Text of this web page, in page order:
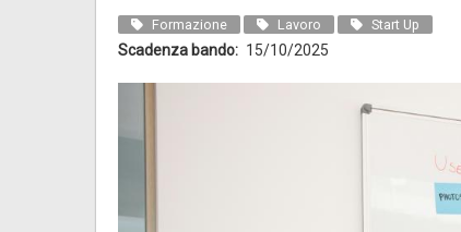
Formazione Lavoro Start Up
Scadenza bando 15/10/2025